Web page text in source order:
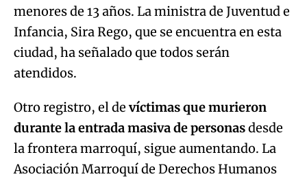
menores de 13 años. La ministra de Juventud e
Infancia, Sira Rego, que se encuentra en esta
ciudad, ha señalado que todos serán
atendidos.
Otro registro, el devíctimas que murieron
durante la entrada masiva de personasdesde
la frontera marroquí, sigue aumentando. La
Asociación Marroquí de Derechos Humanos